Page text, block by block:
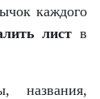
каждого
лист в
названия,